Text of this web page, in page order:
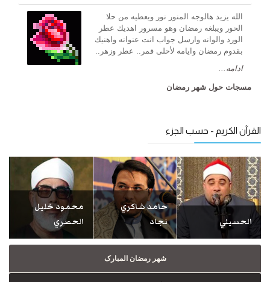
الله يزيد هالوجه المنور نور ويعطيه من حلا
الحور ويبلغه رمضان وهو مسرور اهديك عطر
الورد والوانه وارسل جواب انت عنوانه واهنيك
بقدوم رمضان وايامه لأحلى قمر.. عطر وزهر..
ادامه...
مسجات حول شهر رمضان
القرآن الكريم - حسب الجزء
الحسيني
حامد شاكري
نجاد
محمود خليل
الحصري
شهر رمضان المبارک